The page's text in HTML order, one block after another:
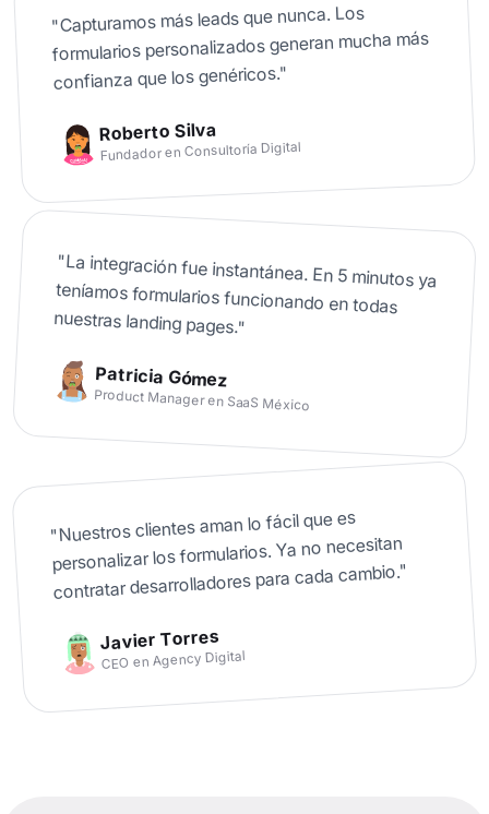
"Capturamos más leads que nunca. Los
formularios personalizados generan mucha más
confianza que los genéricos."
Roberto Silva
FundadorenConsultoría Digital
"La integración fue instantánea. En 5 minutos ya
teníamos formularios funcionando en todas
nuestras landing pages."
Patricia Gómez
Product Manageren SaaS México
"Nuestros clientes aman lo fácil que es
personalizar los formularios. Ya no necesitan
contratar desarrolladores para cada cambio."
Javier Torres
CEO enAgency Digital